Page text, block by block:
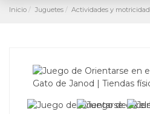
Inicio Juguetes Actividades y motricidad